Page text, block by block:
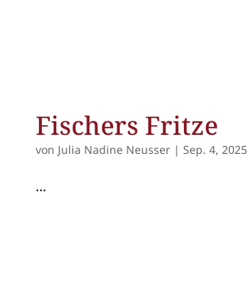
Fischers Fritze
von Julia Nadine Neusser| Sep. 4, 2025
…